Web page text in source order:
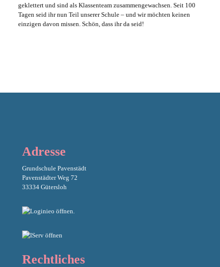
geklettert und sind als Klassenteam zusammengewachsen. Seit 100
Tagen seid ihr nun Teil unserer Schule – und wir möchten keinen
einzigen davon missen. Schön, dass ihr da seid!
Adresse
Grundschule Pavenstädt
Pavenstädter Weg 72
33334 Gütersloh
Rechtliches